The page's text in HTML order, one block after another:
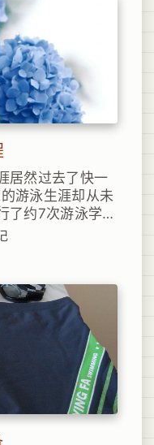
居然过去了快一
游泳生涯却从未
了约7次游泳学习
的学习经历- Day
2米）。第一次
视频教程上的
时下来，甚有收